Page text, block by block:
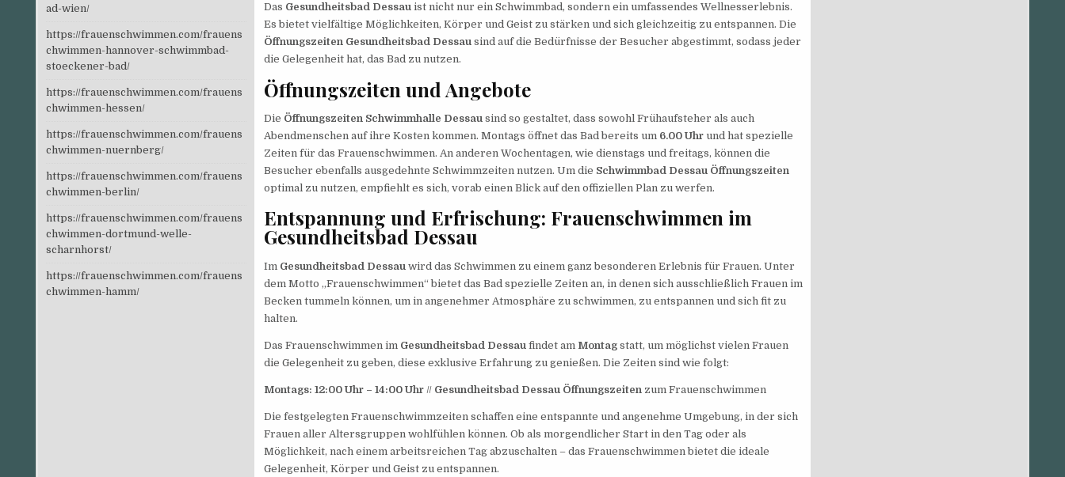
Das Gesundheitsbad Dessauist nicht nur ein Schwimmbad, sondern ein umfassendes Wellnesserlebnis.
Es bietet vielfältige Möglichkeiten, Körper und Geist zu stärken und sich gleichzeitig zu entspannen. Die
Öffnungszeiten Gesundheitsbad Dessausind auf die Bedürfnisse der Besucher abgestimmt, sodass jeder
die Gelegenheit hat, das Bad zu nutzen.
Öffnungszeiten und Angebote
Die Öffnungszeiten Schwimmhalle Dessau sind so gestaltet, dass sowohl Frühaufsteher als auch
Abendmenschen auf ihre Kosten kommen. Montags öffnet das Bad bereits um 6.00 Uhrund hat spezielle
Zeiten für das Frauenschwimmen. An anderen Wochentagen, wie dienstags und freitags, können die
Besucher ebenfalls ausgedehnte Schwimmzeiten nutzen. Um die Schwimmbad Dessau Öffnungszeiten
optimal zu nutzen, empfiehlt es sich, vorab einen Blick auf den offiziellen Plan zu werfen.
Entspannung und Erfrischung: Frauenschwimmen im
Gesundheitsbad Dessau
Im Gesundheitsbad Dessau wird das Schwimmen zu einem ganz besonderen Erlebnis für Frauen. Unter
dem Motto „Frauenschwimmen“ bietet das Bad spezielle Zeiten an, in denen sich ausschließlich Frauen im
Becken tummeln können, um in angenehmer Atmosphäre zu schwimmen, zu entspannen und sich fit zu
halten.
Das Frauenschwimmen im Gesundheitsbad Dessau findet am Montagstatt, um möglichst vielen Frauen
die Gelegenheit zu geben, diese exklusive Erfahrung zu genießen. Die Zeiten sind wie folgt:
Montags: 12:00 Uhr – 14:00 Uhr// Gesundheitsbad Dessau Öffnungszeiten zum Frauenschwimmen
Die festgelegten Frauenschwimmzeiten schaffen eine entspannte und angenehme Umgebung, in der sich
Frauen aller Altersgruppen wohlfühlen können. Ob als morgendlicher Start in den Tag oder als
Möglichkeit, nach einem arbeitsreichen Tag abzuschalten – das Frauenschwimmen bietet die ideale
Gelegenheit, Körper und Geist zu entspannen.
ad-wien/
https://frauenschwimmen.com/frauens
chwimmen-hannover-schwimmbad-
stoeckener-bad/
https://frauenschwimmen.com/frauens
chwimmen-hessen/
https://frauenschwimmen.com/frauens
chwimmen-nuernberg/
https://frauenschwimmen.com/frauens
chwimmen-berlin/
https://frauenschwimmen.com/frauens
chwimmen-dortmund-welle-
scharnhorst/
https://frauenschwimmen.com/frauens
chwimmen-hamm/